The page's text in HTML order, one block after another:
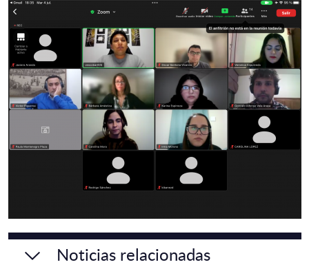
Noticias relacionadas